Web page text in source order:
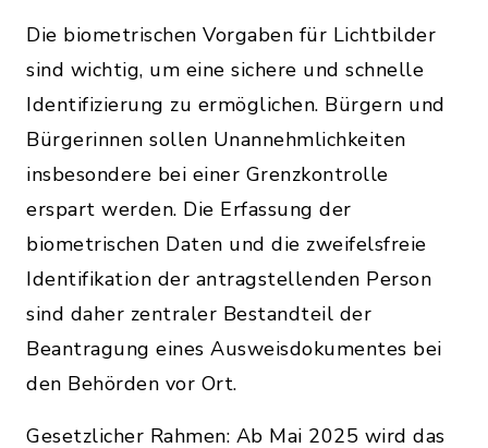
Die biometrischen Vorgaben für Lichtbilder
sind wichtig, um eine sichere und schnelle
Identifizierung zu ermöglichen. Bürgern und
Bürgerinnen sollen Unannehmlichkeiten
insbesondere bei einer Grenzkontrolle
erspart werden. Die Erfassung der
biometrischen Daten und die zweifelsfreie
Identifikation der antragstellenden Person
sind daher zentraler Bestandteil der
Beantragung eines Ausweisdokumentes bei
den Behörden vor Ort.
Gesetzlicher Rahmen: Ab Mai 2025 wird das